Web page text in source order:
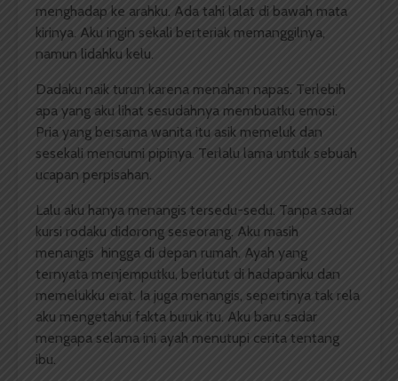
menghadap ke arahku. Ada tahi lalat di bawah mata
kirinya. Aku ingin sekali berteriak memanggilnya,
namun lidahku kelu.
Dadaku naik turun karena menahan napas. Terlebih
apa yang aku lihat sesudahnya membuatku emosi.
Pria yang bersama wanita itu asik memeluk dan
sesekali menciumi pipinya. Terlalu lama untuk sebuah
ucapan perpisahan.
Lalu aku hanya menangis tersedu-sedu. Tanpa sadar
kursi rodaku didorong seseorang. Aku masih
menangis hingga di depan rumah. Ayah yang
ternyata menjemputku, berlutut di hadapanku dan
memelukku erat. Ia juga menangis, sepertinya tak rela
aku mengetahui fakta buruk itu. Aku baru sadar
mengapa selama ini ayah menutupi cerita tentang
ibu.